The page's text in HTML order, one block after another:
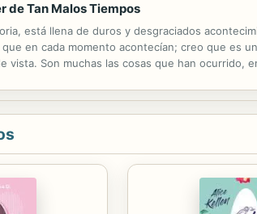
de Tan Malos Tiempos
está llena de duros y desgraciados
en cada momento acontecían; creo que es
vista. Son muchas las cosas que han ocurrido,